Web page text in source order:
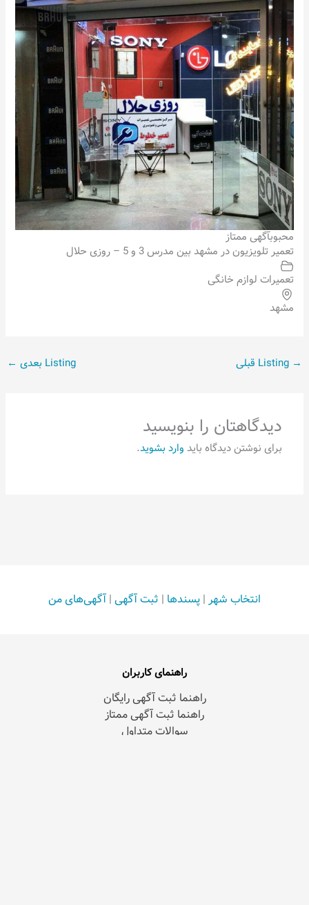
محبوبآگهی ممتاز
تعمیر تلویزیون در مشهد بین مدرس 3 و 5 – روزی حلال
تعمیرات لوازم خانگی
مشهد
→ Listing بعدی ←
دیدگاهتان را بنویسید
برای نوشتن دیدگاه باید وارد بشوید.
انتخاب شهر | پسندها | ثبت آگهی | آگهی‌های من
راهنمای کاربران
راهنما ثبت آگهی رایگان
راهنما ثبت آگهی ممتاز
سوالات متداول